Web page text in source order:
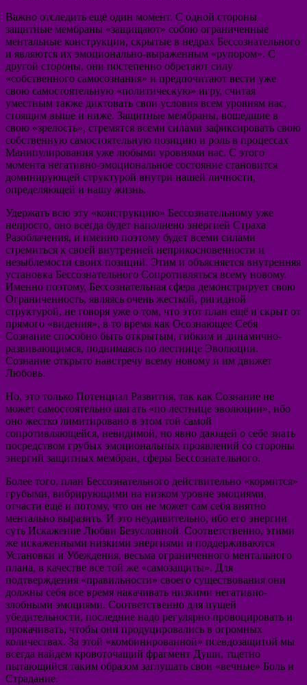
Важно отследить ещё один момент. С одной стороны
защитные мембраны «защищают» собою ограниченные
ментальные конструкции, скрытые в недрах Бессознательного
и являются их эмоционально-выраженным «рупором». С
другой стороны, они постепенно обретают силу
«собственного самосознания» и предпочитают вести уже
свою самостоятельную «политическую» игру, считая
уместным также диктовать свои условия всем уровням нас,
стоящим выше и ниже. Защитные мембраны, вошедшие в
свою «зрелость», стремятся всеми силами зафиксировать свою
собственную самостоятельную позицию и роль в процессах
Манипулирования уже любыми уровнями нас. С этого
момента негативно-эмоциональное состояние становится
доминирующей структурой внутри нашей личности,
определяющей и нашу жизнь.
Удержать всю эту «конструкцию» Бессознательному уже
непросто, оно всегда будет наполнено энергией Страха
Разоблачения, и именно поэтому будет всеми силами
стремиться к своей внутренней неприкосновенности и
незыблемости своих позиций. Этим и объясняется внутренняя
установка Бессознательного Сопротивляться всему новому.
Именно поэтому, Бессознательная сфера демонстрирует свою
Ограниченность, являясь очень жесткой, ригидной
структурой, не говоря уже о том, что этот план ещё и скрыт от
прямого «видения», в то время как Осознающее Себя
Сознание способно быть открытым, гибким и динамично-
развивающимся, поднимаясь по лестнице Эволюции.
Сознание открыто навстречу всему новому и им движет
Любовь.
Но, это только Потенциал Развития, так как Сознание не
может самостоятельно шагать «по лестнице эволюции», ибо
оно жестко лимитировано в этом той самой
сопротивляющейся, невидимой, но явно дающей о себе знать
посредством грубых эмоциональных проявлений со стороны
энергий защитных мембран, сферы Бессознательного.
Более того, план Бессознательного действительно «кормится»
грубыми, вибрирующими на низком уровне эмоциями,
отчасти ещё и потому, что он не может сам себя внятно
ментально выразить. И это неудивительно, ибо его энергии
суть Искажение Любви Безусловной. Соответственно, этими
же искаженными низкими энергиями и поддерживаются
Установки и Убеждения, весьма ограниченного ментального
плана, в качестве все той же «самозащиты». Для
подтверждения «правильности» своего существования они
должны себя все время накачивать низкими негативно-
злобными эмоциями. Соответственно для пущей
убедительности, последние надо регулярно провоцировать и
прокачивать, чтобы они продуцировались в огромных
количествах. За этой «комбинированной» псевдозащитой мы
всегда найдем кровоточащий фрагмент Души, тщетно
пытающийся таким образом заглушать свои «вечные» Боль и
Страдание.